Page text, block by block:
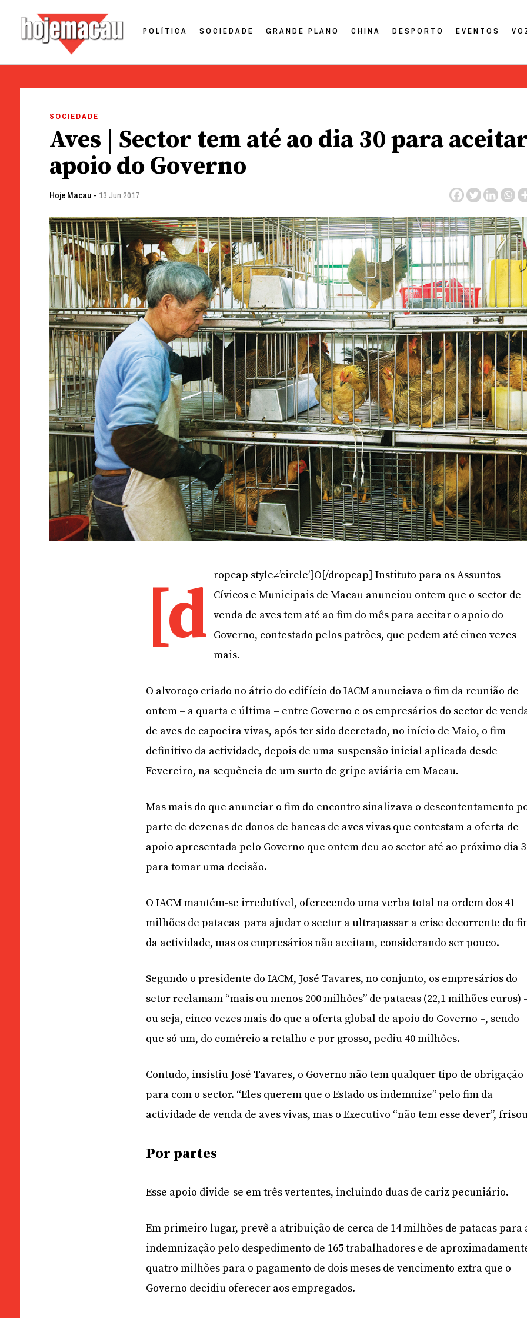
POLÍTICA SOCIEDADE GRANDE PLANO CHINA DESPORTO EVENTOS
SOCIEDADE
Aves | Sector tem até ao dia 30 para
apoio do Governo
Hoje Macau - 13 Jun 2017
[d ropcap style≠’circle’]O[/dropcap] Instituto para os Assuntos
Cívicos e Municipais de Macau anunciou ontem que o sector de
venda de aves tem até ao fim do mês para aceitar o apoio do
Governo, contestado pelos patrões, que pedem até cinco vezes
mais.
O alvoroço criado no átrio do edifício do IACM anunciava o fim da reunião de
ontem – a quarta e última – entre Governo e os empresários do sector de
de aves de capoeira vivas, após ter sido decretado, no início de Maio, o fim
definitivo da actividade, depois de uma suspensão inicial aplicada desde
Fevereiro, na sequência de um surto de gripe aviária em Macau.
Mas mais do que anunciar o fim do encontro sinalizava o descontentamento
parte de dezenas de donos de bancas de aves vivas que contestam a oferta de
apoio apresentada pelo Governo que ontem deu ao sector até ao próximo dia
para tomar uma decisão.
O IACM mantém-se irredutível, oferecendo uma verba total na ordem dos 41
milhões de patacas para ajudar o sector a ultrapassar a crise decorrente do
da actividade, mas os empresários não aceitam, considerando ser pouco.
Segundo o presidente do IACM, José Tavares, no conjunto, os empresários do
setor reclamam “mais ou menos 200 milhões” de patacas (22,1 milhões euros)
ou seja, cinco vezes mais do que a oferta global de apoio do Governo –, sendo
que só um, do comércio a retalho e por grosso, pediu 40 milhões.
Contudo, insistiu José Tavares, o Governo não tem qualquer tipo de obrigação
para com o sector. “Eles querem que o Estado os indemnize” pelo fim da
actividade de venda de aves vivas, mas o Executivo “não tem esse dever”,
Por partes
Esse apoio divide-se em três vertentes, incluindo duas de cariz pecuniário.
Em primeiro lugar, prevê a atribuição de cerca de 14 milhões de patacas para
indemnização pelo despedimento de 165 trabalhadores e de
quatro milhões para o pagamento de dois meses de vencimento extra que o
Governo decidiu oferecer aos empregados.